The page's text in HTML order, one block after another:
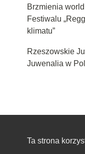
Brzmienia
Festiwalu
klimatu”
Rzeszowskie
Juwenalia w
Ta strona